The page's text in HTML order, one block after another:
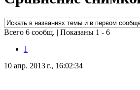
Всего 6 сообщ. | Показаны 1 - 6
1
10 апр. 2013 г., 16:02:34